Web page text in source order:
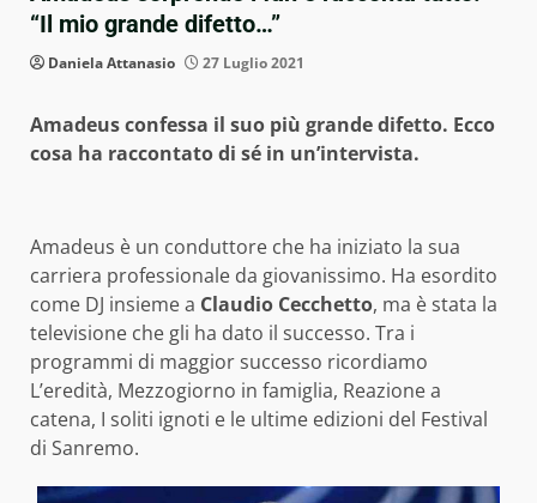
“Il mio grande difetto…”
Daniela Attanasio 27 Luglio 2021
Amadeus confessa il suo più grande difetto. Ecco
cosa ha raccontato di sé in un’intervista.
Amadeus è un conduttore che ha iniziato la sua
carriera professionale da giovanissimo. Ha esordito
come DJ insieme a Claudio Cecchetto, ma è stata la
televisione che gli ha dato il successo. Tra i
programmi di maggior successo ricordiamo
L’eredità, Mezzogiorno in famiglia, Reazione a
catena, I soliti ignoti e le ultime edizioni del Festival
di Sanremo.